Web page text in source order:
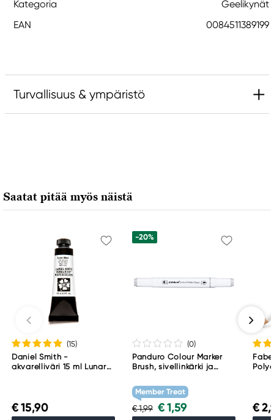
Kategoria
Geelikynät
EAN
0084511389199
Turvallisuus & ympäristö
7311 PD Apeldoorn, Netherlands
info@royaltalens.com
Saatat pitää myös näistä
(15)
Daniel Smith -
akvarelliväri 15 ml Lunar
€ 15,90
-20%
(0)
Panduro Colour Marker
Brush, sivellinkärki ja
WG1
Member Treat
€ 1,99 € 1,59 €